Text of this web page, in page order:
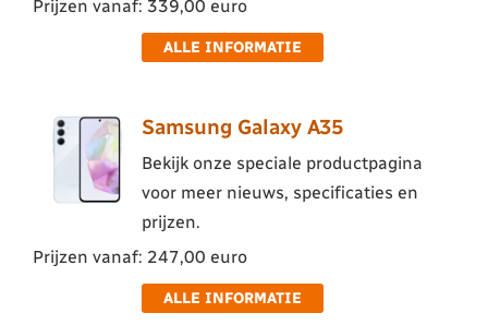
Prijzen vanaf: 339,00 euro
ALLE INFORMATIE
Samsung Galaxy A35
Bekijk onze speciale productpagina
voor meer nieuws, specificaties en
prijzen.
Prijzen vanaf: 247,00 euro
ALLE INFORMATIE